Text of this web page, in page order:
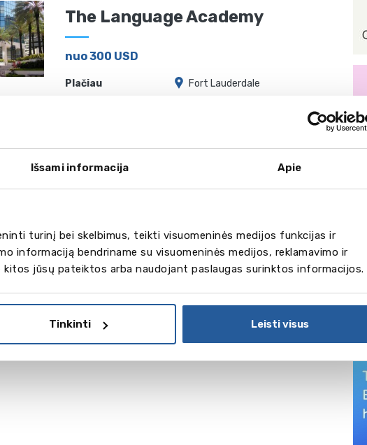
Išsami informacija Apie
turinį bei skelbimus, teikti visuomeninės medijos funkcijas ir
informaciją bendriname su visuomeninės medijos, reklamavimo ir
kitos jūsų pateiktos arba naudojant paslaugas surinktos informacijos.
Tinkinti Leisti visus
The Language Academy
nuo 300 USD
Plačiau Fort Lauderdale